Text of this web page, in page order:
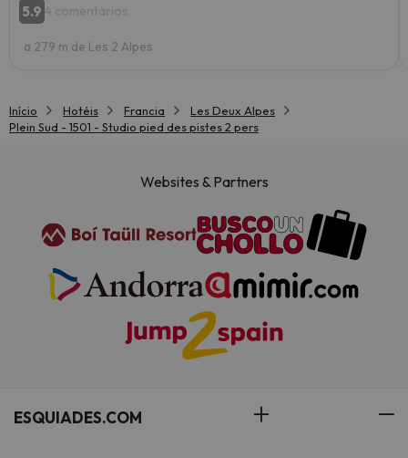
5.9 4 comentários
a 279 m de Les 2 Alpes
Início Hotéis Francia
Les Deux Alpes
Plein Sud - 1501 - Studio pied des pistes 2 pers
Websites & Partners
ESQUIADES.COM